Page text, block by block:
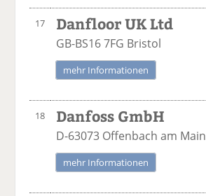
17 Danfloor UK Ltd
GB-BS16 7FG Bristol
mehr Informationen
18 Danfoss GmbH
D-63073 Offenbach am Main
mehr Informationen